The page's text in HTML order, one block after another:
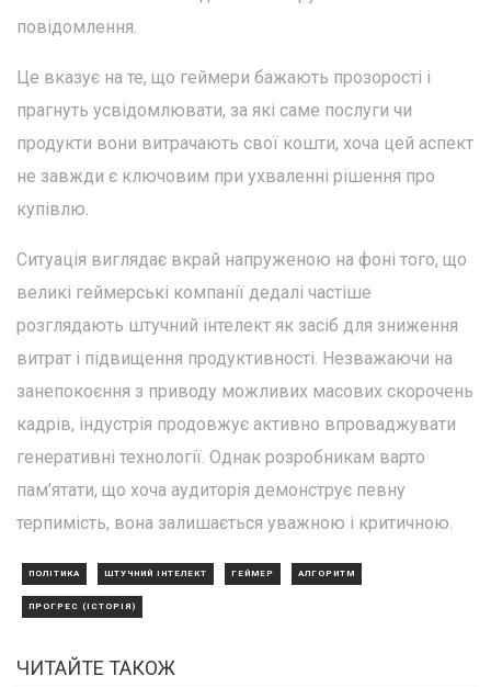
повідомлення.
Це вказує на те, що геймери бажають прозорості і
прагнуть усвідомлювати, за які саме послуги чи
продукти вони витрачають свої кошти, хоча цей аспект
не завжди є ключовим при ухваленні рішення про
купівлю.
Ситуація виглядає вкрай напруженою на фоні того, що
великі геймерські компанії дедалі частіше
розглядають штучний інтелект як засіб для зниження
витрат і підвищення продуктивності. Незважаючи на
занепокоєння з приводу можливих масових скорочень
кадрів, індустрія продовжує активно впроваджувати
генеративні технології. Однак розробникам варто
пам’ятати, що хоча аудиторія демонструє певну
терпимість, вона залишається уважною і критичною.
ПОЛІТИКА ШТУЧНИЙ ІНТЕЛЕКТ ГЕЙМЕР АЛГОРИТМ
ПРОГРЕС (ІСТОРІЯ)
ЧИТАЙТЕ ТАКОЖ